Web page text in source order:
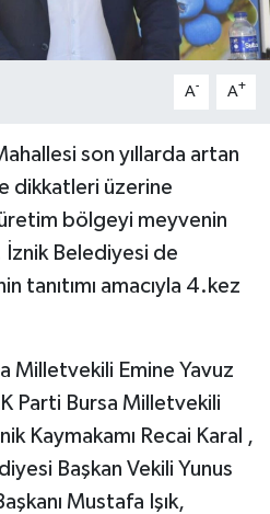
A- A+
son yıllarda artan
dikkatleri üzerine
bölgeyi meyvenin
Belediyesi de
tanıtımı amacıyla 4.kez
Milletvekili Emine Yavuz
Parti Bursa Milletvekili
Kaymakamı Recai Karal ,
Başkan Vekili Yunus
Mustafa Işık,